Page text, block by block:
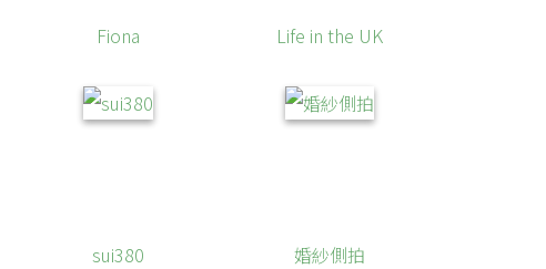
Fiona Life in the UK
sui380 婚紗側拍